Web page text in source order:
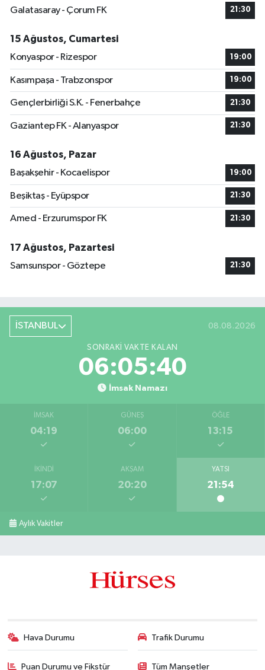
Galatasaray - Çorum FK
21:30
15 Ağustos, Cumartesi
Konyaspor - Rizespor
19:00
Kasımpaşa - Trabzonspor 19:00
Gençlerbirliği S.K. - Fenerbahçe 21:30
Gaziantep FK - Alanyaspor 21:30
16 Ağustos, Pazar
Başakşehir - Kocaelispor
19:00
Beşiktaş - Eyüpspor 21:30
Amed - Erzurumspor FK 21:30
17 Ağustos, Pazartesi
Samsunspor - Göztepe
21:30
İSTANBUL 08.08.2026
SONRAKI VAKTE KALAN
06:05:40
İmsak Namazı
İMSAK
04:19
GÜNEŞ
06:00
ÖĞLE
13:15
İKINDI
17:07
AKŞAM
20:20
YATSI
21:54
Aylık Vakitler
Hava Durumu Trafik Durumu
Puan Durumu ve Fikstür Tüm Manşetler